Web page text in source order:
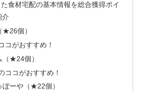
食材宅配の基本情報を総合獲得ポイ
介
★26個）
コがおすすめ！
（★24個）
ココがおすすめ！
ーや（★22個）